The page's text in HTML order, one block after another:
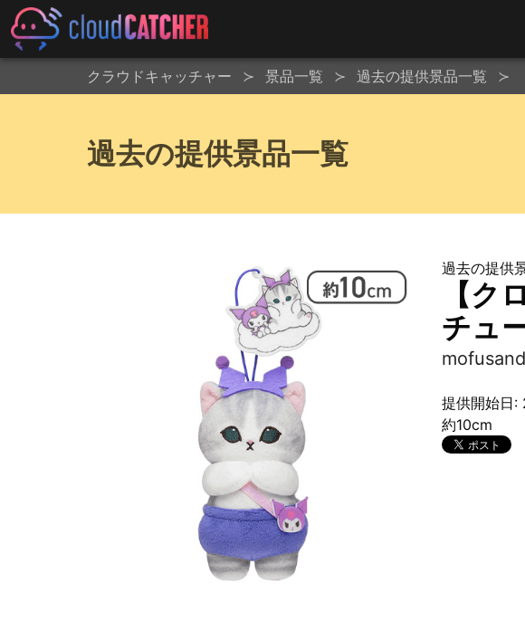
クラウドキャッチャー 景品一覧 過去の提供景品一覧
過去の提供景品一覧
過去の提供
【
チュ
提供開始日
約10cm